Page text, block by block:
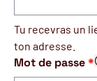
-
Tu recevras un
ton adresse.
Mot de passe*